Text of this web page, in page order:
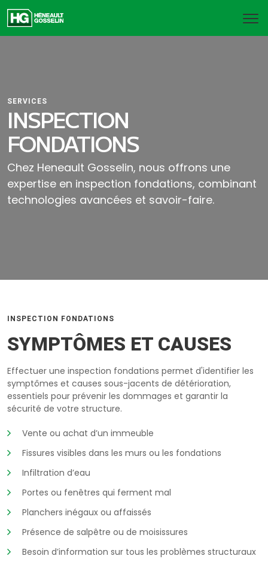
SERVICES
INSPECTION
FONDATIONS
Chez Heneault Gosselin, nous offrons une
expertise en inspection fondations, combinant
technologies avancées et savoir-faire.
INSPECTION FONDATIONS
SYMPTÔMES ET CAUSES
Effectuer une inspection fondations permet d'identifier les
symptômes et causes sous-jacents de détérioration,
essentiels pour prévenir les dommages et garantir la
sécurité de votre structure.
Vente ou achat d’un immeuble
Fissures visibles dans les murs ou les fondations
Infiltration d’eau
Portes ou fenêtres qui ferment mal
Planchers inégaux ou affaissés
Présence de salpêtre ou de moisissures
Besoin d’information sur tous les problèmes structuraux